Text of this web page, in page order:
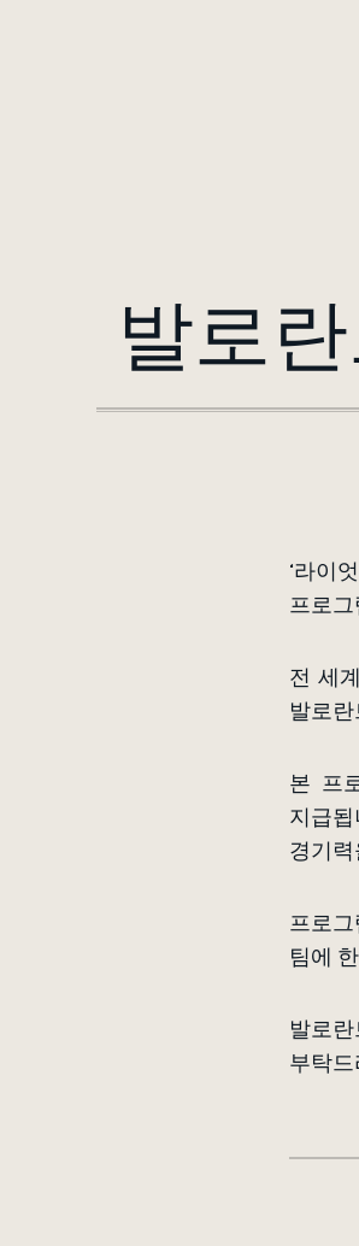
발로
‘라이
프로
전 세
발로
본 프
지급
경기
프로
팀에
발로
부탁